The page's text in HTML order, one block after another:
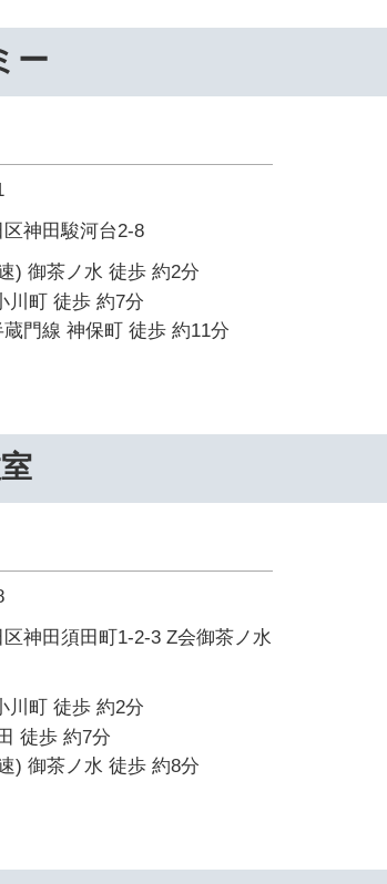
ー
神田駿河台2-8
) 御茶ノ水 徒歩 約2分
川町 徒歩 約7分
門線 神保町 徒歩 約11分
神田須田町1-2-3 Z会御茶ノ水
川町 徒歩 約2分
徒歩 約7分
) 御茶ノ水 徒歩 約8分